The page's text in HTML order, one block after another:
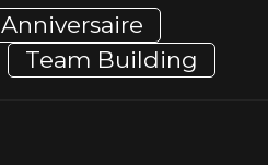
Anniversaire
Team Building